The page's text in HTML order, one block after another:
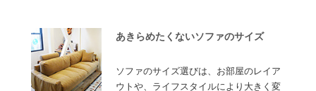
あきらめたくないソファのサイズ
ソファのサイズ選びは、お部屋のレイア
ウトや、ライフスタイルにより大きく変